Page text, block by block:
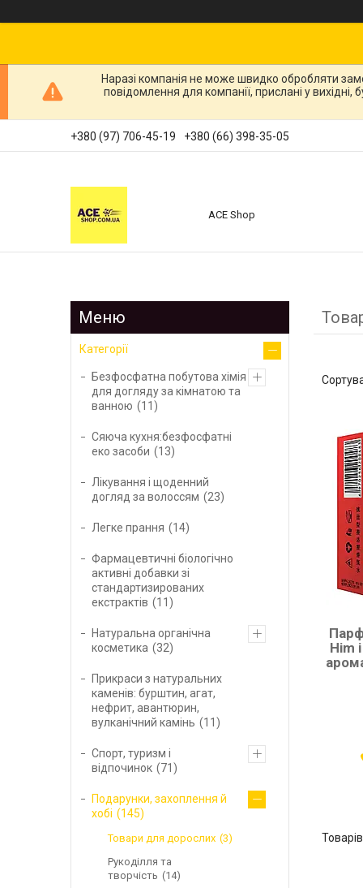
Наразі компанія не може швидко обробляти
повідомлення для компанії, прислані у
+380 (97) 706-45-19 +380 (66) 398-35-05
ACE Shop
Him
Категорії
Безфосфатна побутова хімія
для догляду за кімнатою та
ванною
11
Сяюча кухня:безфосфатні
еко засоби
13
Лікування і щоденний
догляд за волоссям
23
Легке прання 14
Фармацевтичні біологічно
активні добавки зі
стандартизированих
екстрактів
11
Натуральна органічна
косметика
32
Прикраси з натуральних
каменів: бурштин, агат,
нефрит, авантюрин,
вулканічний камінь
11
Спорт, туризм і
відпочинок
71
Подарунки, захоплення й
хобі
145
Товари для дорослих 3
Рукоділля та
творчість
14